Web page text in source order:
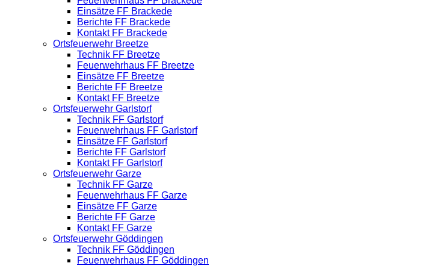
Einsätze FF Brackede
Berichte FF Brackede
Kontakt FF Brackede
Ortsfeuerwehr Breetze
Technik FF Breetze
Feuerwehrhaus FF Breetze
Einsätze FF Breetze
Berichte FF Breetze
Kontakt FF Breetze
Ortsfeuerwehr Garlstorf
Technik FF Garlstorf
Feuerwehrhaus FF Garlstorf
Einsätze FF Garlstorf
Berichte FF Garlstorf
Kontakt FF Garlstorf
Ortsfeuerwehr Garze
Technik FF Garze
Feuerwehrhaus FF Garze
Einsätze FF Garze
Berichte FF Garze
Kontakt FF Garze
Ortsfeuerwehr Göddingen
Technik FF Göddingen
Feuerwehrhaus FF Göddingen